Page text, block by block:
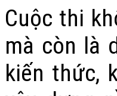
Cuộc thi
mà còn là
kiến thức,